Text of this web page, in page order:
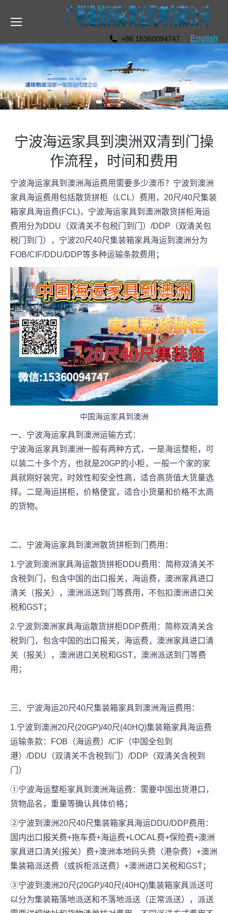
+86 15360094747 English
宁波海运家具到澳洲双清到门操
作流程，时间和费用
宁波海运家具到澳洲海运费用需要多少澳币？宁波到澳洲
家具海运费用包括散货拼柜（LCL）费用，20尺/40尺集装
箱家具海运费(FCL)，宁波海运家具到澳洲散货拼柜海运
费用分为DDU（双清关不包税门到门）/DDP（双清关包
税门到门），宁波20尺40尺集装箱家具海运到澳洲分为
FOB/CIF/DDU/DDP等多种运输条款费用；
中国海运家具到澳洲
一、宁波海运家具到澳洲运输方式：
宁波海运家具到澳洲一般有两种方式，一是海运整柜，可
以装二十多个方，也就是20GP的小柜，一般一个家的家
具就刚好装完，时效性和安全性高，适合高货值大货量选
择。二是海运拼柜，价格便宜，适合小货量和价格不太高
的货物。
二、宁波海运家具到澳洲散货拼柜到门费用：
1.宁波到澳洲家具海运散货拼柜DDU费用：简称双清关不
含税到门，包含中国的出口报关，海运费，澳洲家具进口
清关（报关），澳洲派送到门等费用，不包扣澳洲进口关
税和GST；
2.宁波到澳洲家具海运散货拼柜DDP费用：简称双清关含
税到门，包含中国的出口报关，海运费，澳洲家具进口清
关（报关），澳洲进口关税和GST，澳洲派送到门等费
用；
三、宁波海运20尺40尺集装箱家具到澳洲海运费用：
1.宁波到澳洲20尺(20GP)/40尺(40HQ)集装箱家具海运费
运输条款：FOB（海运费）/CIF（中国全包到
港）/DDU（双清关不含税到门）/DDP（双清关含税到
门）
①宁波海运整柜家具到澳洲海运费：需要中国出货港口，
货物品名，重量等确认具体价格；
②宁波到澳洲20尺40尺集装箱家具海运DDU/DDP费用：
国内出口报关费+拖车费+海运费+LOCAL费+保险费+澳洲
家具进口清关(报关）费+澳洲本地码头费（港杂费）+澳洲
集装箱派送费（或拆柜派送费）+澳洲进口关税和GST；
③宁波到澳洲20尺(20GP)/40尺(40HQ)集装箱家具派送可
以分为集装箱落地派送和不落地派送（正常派送），派送